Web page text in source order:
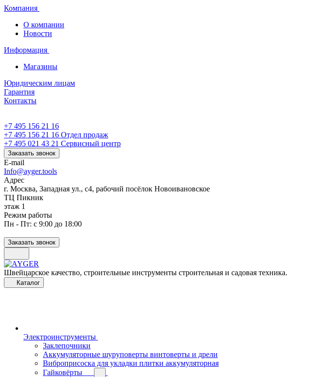
Компания
О компании
Новости
Информация
Магазины
Юридическим лицам
Гарантия
Контакты
+7 495 156 21 16
+7 495 156 21 16 Отдел продаж
+7 495 021 43 21 Cервисный центр
Заказать звонок
E-mail
Info@ayger.tools
Адрес
г. Москва, Западная ул., с4, рабочий посёлок Новоивановское
ТЦ Пикник
этаж 1
Режим работы
Пн - Пт: с 9:00 до 18:00
Заказать звонок
Швейцарское качество, строительные инструменты строительная и садовая техника.
Каталог
Электроинструменты
Заклепочники
Аккумуляторные шуруповерты винтоверты и дрели
Виброприсоска для укладки плитки аккумуляторная
Гайковёрты